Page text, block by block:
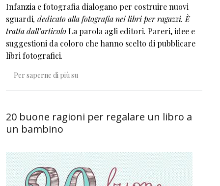
Infanzia e fotografia dialogano per costruire nuovi
sguardi, dedicato alla fotografia nei libri per ragazzi. È
tratta dall’articoloLa parola agli editori. Pareri, idee e
suggestioni da coloro che hanno scelto di pubblicare
libri fotografici.
Per saperne di più su
20 buone ragioni per regalare un libro a
un bambino